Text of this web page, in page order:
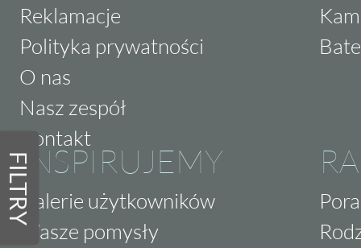
FILTRY
Reklamacje
Polityka prywatności
O nas
Nasz zespół
Kontakt
INSPIRUJEMY
Galerie użytkowników
Wasze pomysły